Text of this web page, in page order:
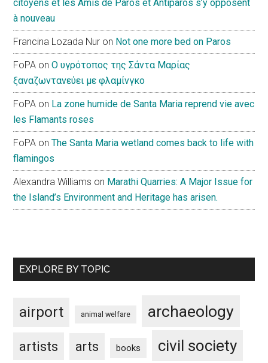
citoyens et les Amis de Paros et Antiparos s’y opposent
à nouveau
Francina Lozada Nur on Not one more bed on Paros
FoPA onΟ υγρότοπος της Σάντα Μαρίας
ξαναζωντανεύει με φλαμίνγκο
FoPA on La zone humide de Santa Maria reprend vie avec
les Flamants roses
FoPA onThe Santa Maria wetland comes back to life with
flamingos
Alexandra Williams on Marathi Quarries: A Major Issue for
the Island’s Environment and Heritage has arisen.
EXPLORE BY TOPIC
airport animal welfare archaeology
artists arts books civil society